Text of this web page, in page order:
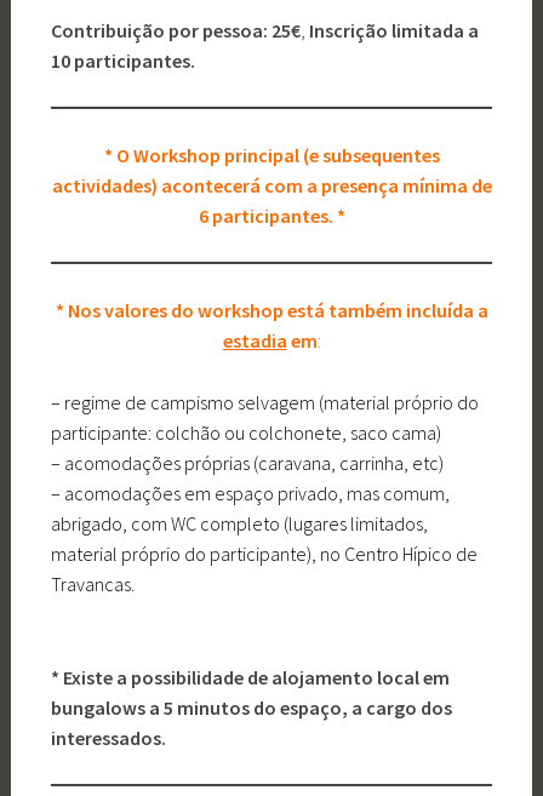
Contribuição por pessoa: 25€, Inscrição limitada a
10 participantes.
* O Workshop principal (e subsequentes
actividades) acontecerá com a presença mínima de
6 participantes. *
* Nos valores do workshop está também incluída a
estadia em:
– regime de campismo selvagem (material próprio do
participante: colchão ou colchonete, saco cama)
– acomodações próprias (caravana, carrinha, etc)
– acomodações em espaço privado, mas comum,
abrigado, com WC completo (lugares limitados,
material próprio do participante), no Centro Hípico de
Travancas.
* Existe a possibilidade de alojamento local em
bungalows a 5 minutos do espaço, a cargo dos
interessados.